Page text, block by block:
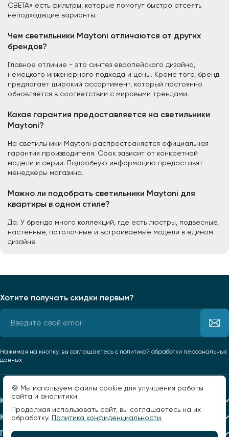
СВЕТА» есть фильтры, которые помогут быстро отсеять
неподходящие варианты.
Чем светильники Maytoni отличаются от других
брендов?
Главное отличие - это синтез европейского дизайна,
немецкого инженерного подхода и цены. Кроме того, бренд
предлагает широкий ассортимент, который постоянно
обновляется в соответствии с мировыми трендами.
Какая гарантия предоставляется на светильники
Maytoni?
На светильники Maytoni распространяется официальная
гарантия производителя. Срок зависит от конкретной
модели и серии. Подробную информацию предоставят
менеджеры магазина.
Можно ли подобрать светильники Maytoni для
квартиры в одном стиле?
Да. У бренда много коллекций, где есть люстры, подвесные,
настенные, потолочные и встраиваемые модели в едином
дизайне.
Каталог
Компания
Помощь
Хотите получать скидки первым?
Нажимая на кнопку, вы соглашаетесь с политикой обработки персональных
данных
🍪 Мы используем файлы cookie для улучшения работы
сайта и аналитики.
Продолжая использовать сайт, вы соглашаетесь на их
обработку. Политика конфиденциальности.